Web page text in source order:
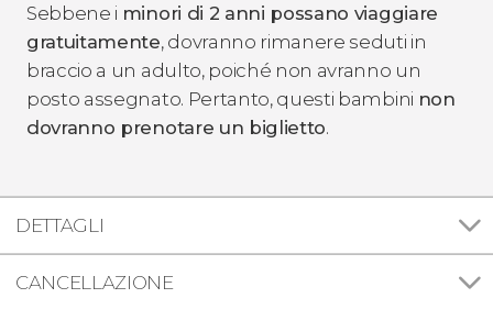
Sebbene i minori di 2 anni possano viaggiare
gratuitamente, dovranno rimanere seduti in
braccio a un adulto, poiché non avranno un
posto assegnato. Pertanto, questi bambini non
dovranno prenotare un biglietto.
DETTAGLI
CANCELLAZIONE